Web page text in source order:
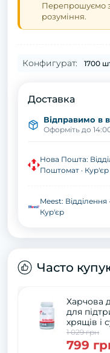
Перепрошуємо
розуміння.
Конфигурат: 1700
Доставка
Відправимо в
Оформіть до
Нова Пошта:
Поштомат · Кур'єр
Meest: Відділення
Кур'єр
Часто
Харчова
для
хрящів і
1 029 грн
799